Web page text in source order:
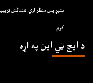
بشپړ پس منظر لري. هندکُش
کوي
د ايچ ټي اين په اړه